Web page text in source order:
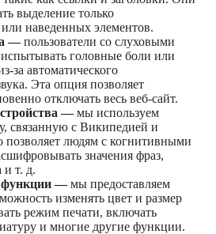
выделение только
наведенных элементов.
—пользователи со слуховыми
головные боли или
за автоматического
Эта опция позволяет
отключать весь веб-сайт.
—мы используем
связанную с Википедией и
позволяет людям с когнитивными
значения фраз,
и т. д.
функции —мы предоставляем
изменять цвет и размер
режим печати, включать
и многие другие функции.